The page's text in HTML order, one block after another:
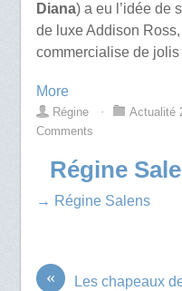
Diana) a eu l’idée de
de luxe Addison
commercialise de jolis
More
Régine ⋅ Actualité
Comments
Régine
→ Régine Salens
« Les chapeaux